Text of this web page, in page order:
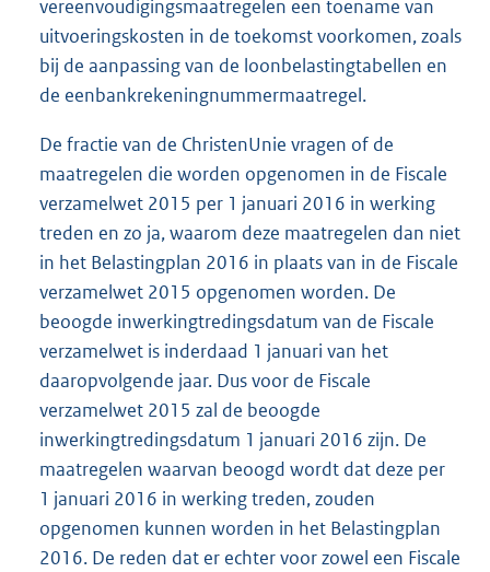
vereenvoudigingsmaatregelen een toename van
uitvoeringskosten in de toekomst voorkomen, zoals
bij de aanpassing van de loonbelastingtabellen en
de eenbankrekeningnummermaatregel.
De fractie van de ChristenUnie vragen of de
maatregelen die worden opgenomen in de Fiscale
verzamelwet 2015 per 1 januari 2016 in werking
treden en zo ja, waarom deze maatregelen dan niet
in het Belastingplan 2016 in plaats van in de Fiscale
verzamelwet 2015 opgenomen worden. De
beoogde inwerkingtredingsdatum van de Fiscale
verzamelwet is inderdaad 1 januari van het
daaropvolgende jaar. Dus voor de Fiscale
verzamelwet 2015 zal de beoogde
inwerkingtredingsdatum 1 januari 2016 zijn. De
maatregelen waarvan beoogd wordt dat deze per
1 januari 2016 in werking treden, zouden
opgenomen kunnen worden in het Belastingplan
2016. De reden dat er echter voor zowel een Fiscale